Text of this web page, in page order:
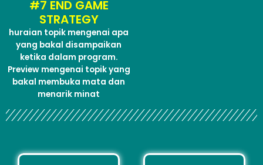
#7 END GAME
STRATEGY
huraian topik mengenai apa
yang bakal disampaikan
ketika dalam program.
Preview mengenai topik yang
bakal membuka mata dan
menarik minat